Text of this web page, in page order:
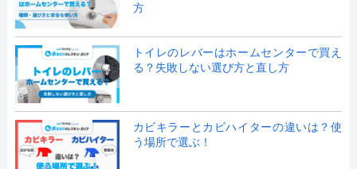
方
トイレのレバーはホームセンターで買え
る？失敗しない選び方と直し方
カビキラーとカビハイターの違いは？使
う場所で選ぶ！